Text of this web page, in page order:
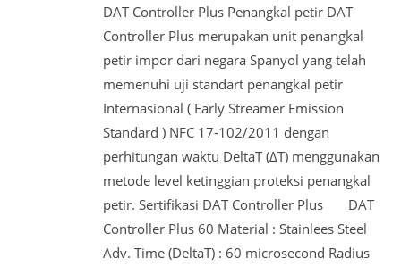
DAT Controller Plus Penangkal petir DAT
Controller Plus merupakan unit penangkal
petir impor dari negara Spanyol yang telah
memenuhi uji standart penangkal petir
Internasional ( Early Streamer Emission
Standard ) NFC 17-102/2011 dengan
perhitungan waktu DeltaT (ΔT) menggunakan
metode level ketinggian proteksi penangkal
petir. Sertifikasi DAT Controller Plus DAT
Controller Plus 60 Material : Stainlees Steel
Adv. Time (DeltaT) : 60 microsecond Radius